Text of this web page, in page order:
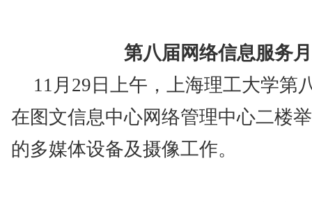
第八届网络信息服务
11 月 29 日上午，上海理工大学第
在图文信息中心网络管理中心二楼
的多媒体设备及摄像工作。